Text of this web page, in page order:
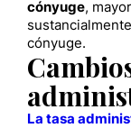
cónyuge,
cónyuge.
La tasa